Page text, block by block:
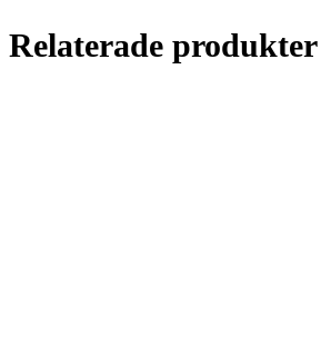
Relaterade produkter